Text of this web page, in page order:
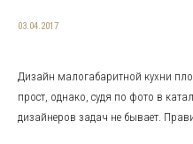
03.04.2017
Дизайн малогабаритной кухни
прост, однако, судя по фото в
дизайнеров задач не бывает.